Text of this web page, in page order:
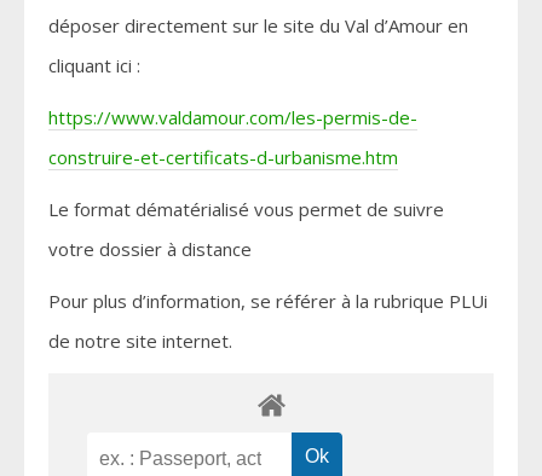
déposer directement sur le site du Val d’Amour en
cliquant ici :
https://www.valdamour.com/les-permis-de-
construire-et-certificats-d-urbanisme.htm
Le format dématérialisé vous permet de suivre
votre dossier à distance
Pour plus d’information, se référer à la rubrique PLUi
de notre site internet.